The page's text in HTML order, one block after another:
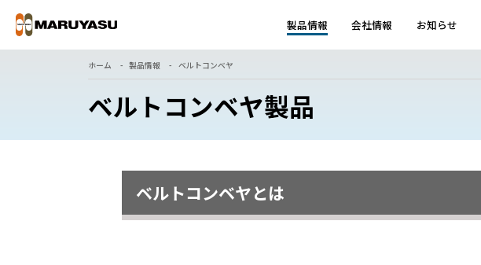
製品情報 会社情報 お知らせ
ホーム 製品情報 ベルトコンベヤ
ベルトコンベヤ製品
ベルトコンベヤとは